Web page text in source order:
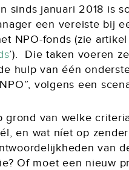
sinds januari 2018 is
een vereiste bij
NPO-fonds (zie artikel
’). Die taken voeren
hulp van één
volgens een
grond van welke
en wat níet op
van
Of moet een nieuw